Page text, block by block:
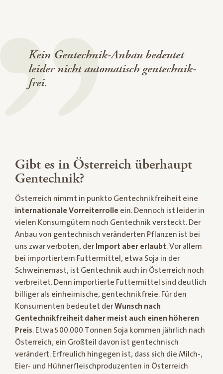
Kein Gentechnik-Anbau bedeutet
leider nicht automatisch gentechnik-
frei.
Gibt es in Österreich überhaupt
Gentechnik?
Österreich nimmt in punkto Gentechnikfreiheit eine
internationale Vorreiterrolle ein. Dennoch ist leider in
vielen Konsumgütern noch Gentechnik versteckt. Der
Anbau von gentechnisch veränderten Pflanzen ist bei
uns zwar verboten, der Import aber erlaubt. Vor allem
bei importiertem Futtermittel, etwa Soja in der
Schweinemast, ist Gentechnik auch in Österreich noch
verbreitet. Denn importierte Futtermittel sind deutlich
billiger als einheimische, gentechnikfreie. Für den
Konsumenten bedeutet derWunsch nach
Gentechnikfreiheit daher meist auch einen höheren
Preis. Etwa 500.000 Tonnen Soja kommen jährlich nach
Österreich, ein Großteil davon ist gentechnisch
verändert. Erfreulich hingegen ist, dass sich die Milch-,
Eier- und Hühnerfleischproduzenten in Österreich